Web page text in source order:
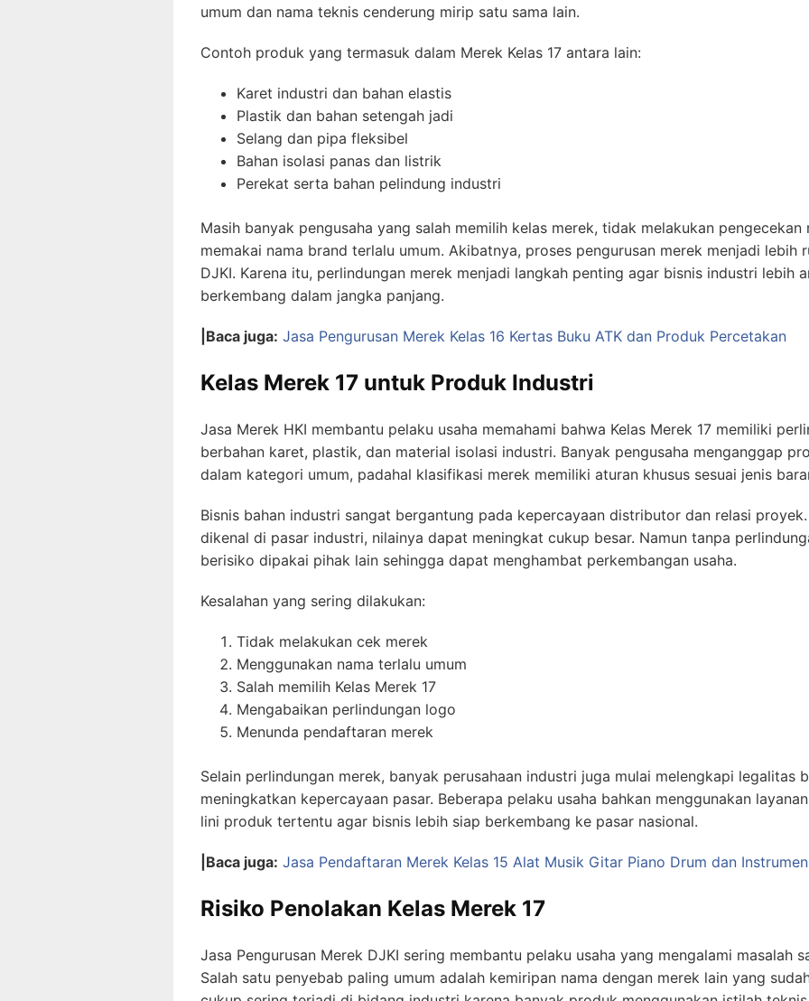
umum dan nama teknis cenderung mirip satu sama lain.
Contoh produk yang termasuk dalam Merek Kelas 17 antara lain:
Karet industri dan bahan elastis
Plastik dan bahan setengah jadi
Selang dan pipa fleksibel
Bahan isolasi panas dan listrik
Perekat serta bahan pelindung industri
Masih banyak pengusaha yang salah memilih kelas merek, tidak melakukan
memakai nama brand terlalu umum. Akibatnya, proses pengurusan merek menjadi
DJKI. Karena itu, perlindungan merek menjadi langkah penting agar bisnis industri lebih
berkembang dalam jangka panjang.
|Baca juga: Jasa Pengurusan Merek Kelas 16 Kertas Buku ATK dan Produk Percetakan
Kelas Merek 17 untuk Produk Industri
Jasa Merek HKI membantu pelaku usaha memahami bahwa Kelas Merek 17 memiliki
berbahan karet, plastik, dan material isolasi industri. Banyak pengusaha menganggap
dalam kategori umum, padahal klasifikasi merek memiliki aturan khusus sesuai jenis
Bisnis bahan industri sangat bergantung pada kepercayaan distributor dan relasi
dikenal di pasar industri, nilainya dapat meningkat cukup besar. Namun tanpa
berisiko dipakai pihak lain sehingga dapat menghambat perkembangan usaha.
Kesalahan yang sering dilakukan:
Tidak melakukan cek merek
Menggunakan nama terlalu umum
Salah memilih Kelas Merek 17
Mengabaikan perlindungan logo
Menunda pendaftaran merek
Selain perlindungan merek, banyak perusahaan industri juga mulai melengkapi legalitas
meningkatkan kepercayaan pasar. Beberapa pelaku usaha bahkan menggunakan
lini produk tertentu agar bisnis lebih siap berkembang ke pasar nasional.
|Baca juga: Jasa Pendaftaran Merek Kelas 15 Alat Musik Gitar Piano Drum dan
Risiko Penolakan Kelas Merek 17
Jasa Pengurusan Merek DJKI sering membantu pelaku usaha yang mengalami masalah
Salah satu penyebab paling umum adalah kemiripan nama dengan merek lain yang